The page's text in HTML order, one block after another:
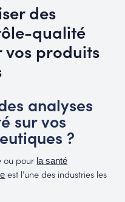
des
qualité
vos produits
analyses
sur vos
?
ou pour la santé
est l’une des industries les